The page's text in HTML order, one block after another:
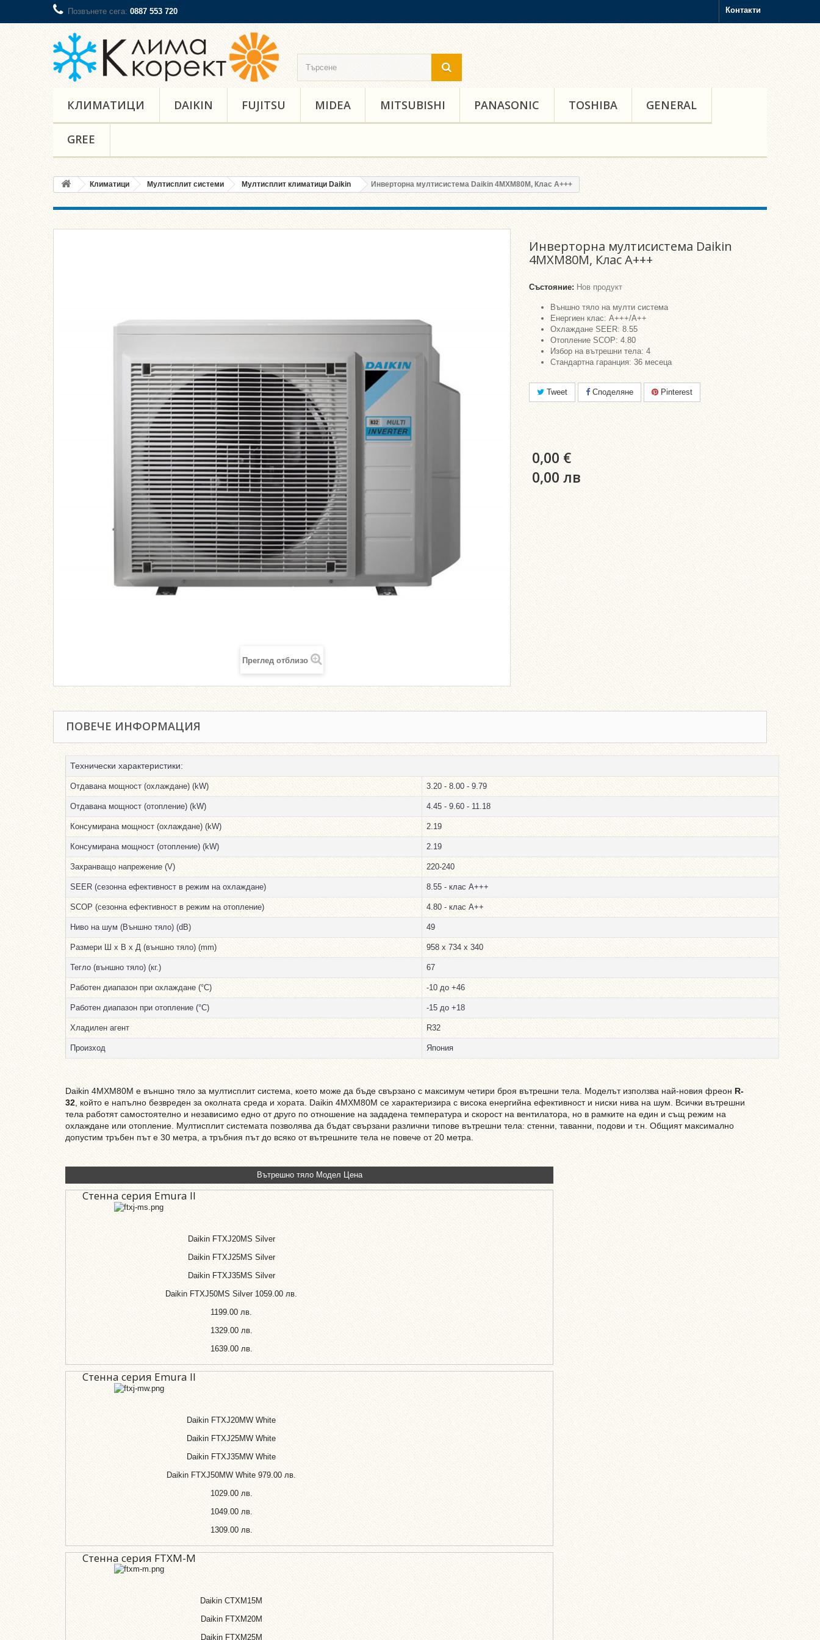
Контакти
Позвънете сега: 0887 553 720
КЛИМАТИЦИ DAIKIN FUJITSU MIDEA MITSUBISHI PANASONIC TOSHIBA GENERAL
GREE
Климатици Мултисплит системи Мултисплит климатици Daikin Инверторна мултисистема Daikin 4MXM80M, Клас А+++
Преглед отблизо
Инверторна мултисистема Daikin
4MXM80M, Клас А+++
Състояние: Нов продукт
Външно тяло на мулти система
Енергиен клас: A+++/A++
Охлаждане SEER: 8.55
Отопление SCOP: 4.80
Избор на вътрешни тела: 4
Стандартна гаранция: 36 месеца
Tweet Споделяне Pinterest
0,00 €
0,00 лв
ПОВЕЧЕ ИНФОРМАЦИЯ
Технически характеристики:
Отдавана мощност (охлаждане) (kW) 3.20 - 8.00 - 9.79
Отдавана мощност (отопление) (kW) 4.45 - 9.60 - 11.18
Консумирана мощност (охлаждане) (kW) 2.19
Консумирана мощност (отопление) (kW) 2.19
Захранващо напрежение (V) 220-240
SEER (сезонна ефективност в режим на охлаждане) 8.55 - клас А+++
SCOP (сезонна ефективност в режим на отопление) 4.80 - клас А++
Ниво на шум (Външно тяло) (dB) 49
Размери Ш х В х Д (външно тяло) (mm) 958 x 734 x 340
Тегло (външно тяло) (кг.) 67
Работен диапазон при охлаждане (°С) -10 до +46
Работен диапазон при отопление (°С) -15 до +18
Хладилен агент R32
Произход Япония
Daikin 4MXM80M е външно тяло за мултисплит система, което може да бъде свързано с максимум четири броя вътрешни тела. Моделът използва най-новия фреон R-
32, който е напълно безвреден за околната среда и хората. Daikin 4MXM80M се характеризира с висока енергийна ефективност и ниски нива на шум. Всички вътрешни
тела работят самостоятелно и независимо едно от друго по отношение на зададена температура и скорост на вентилатора, но в рамките на един и същ режим на
охлаждане или отопление. Мултисплит системата позволява да бъдат свързани различни типове вътрешни тела: стенни, таванни, подови и т.н. Общият максимално
допустим тръбен път е 30 метра, а тръбния път до всяко от вътрешните тела не повече от 20 метра.
Вътрешно тяло Модел Цена
Стенна серия Emura II
Daikin FTXJ20MS Silver
Daikin FTXJ25MS Silver
Daikin FTXJ35MS Silver
Daikin FTXJ50MS Silver 1059.00 лв.
1199.00 лв.
1329.00 лв.
1639.00 лв.
Стенна серия Emura II
Daikin FTXJ20MW White
Daikin FTXJ25MW White
Daikin FTXJ35MW White
Daikin FTXJ50MW White 979.00 лв.
1029.00 лв.
1049.00 лв.
1309.00 лв.
Стенна серия FTXM-M
Daikin CTXM15M
Daikin FTXM20M
Daikin FTXM25M